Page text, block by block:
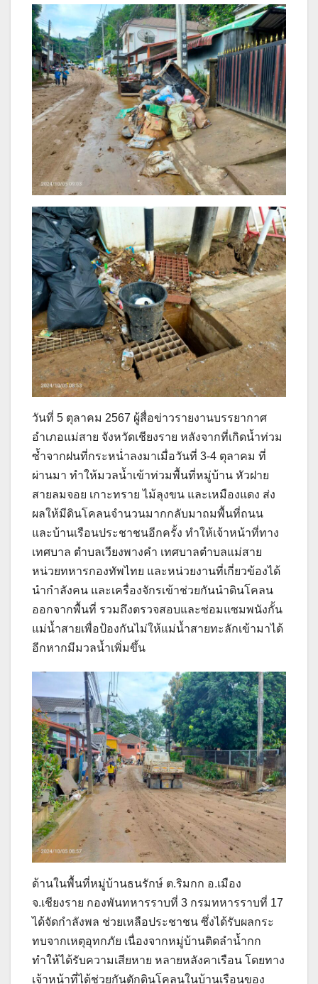
วันที่ 5 ตุลาคม 2567 ผู้สื่อข่าวรายงานบรรยากาศ
อำเภอแม่สาย จังหวัดเชียงราย หลังจากที่เกิดน้ำท่วม
ซ้ำจากฝนที่กระหน่ำลงมาเมื่อวันที่ 3-4 ตุลาคม ที่
ผ่านมา ทำให้มวลน้ำเข้าท่วมพื้นที่หมู่บ้าน หัวฝาย
สายลมจอย เกาะทราย ไม้ลุงขน และเหมืองแดง ส่ง
ผลให้มีดินโคลนจำนวนมากกลับมาถมพื้นที่ถนน
และบ้านเรือนประชาชนอีกครั้ง ทำให้เจ้าหน้าที่ทาง
เทศบาล ตำบลเวียงพางคำ เทศบาลตำบลแม่สาย
หน่วยทหารกองทัพไทย และหน่วยงานที่เกี่ยวข้องได้
นำกำลังคน และเครื่องจักรเข้าช่วยกันนำดินโคลน
ออกจากพื้นที่ รวมถึงตรวจสอบและซ่อมแซมพนังกั้น
แม่น้ำสายเพื่อป้องกันไม่ให้แม่น้ำสายทะลักเข้ามาได้
อีกหากมีมวลน้ำเพิ่มขึ้น
ด้านในพื้นที่หมู่บ้านธนรักษ์ ต.ริมกก อ.เมือง
จ.เชียงราย กองพันทหารราบที่ 3 กรมทหารราบที่ 17
ได้จัดกำลังพล ช่วยเหลือประชาชน ซึ่งได้รับผลกระ
ทบจากเหตุอุทกภัย เนื่องจากหมู่บ้านติดลำน้ำกก
ทำให้ได้รับความเสียหาย หลายหลังคาเรือน โดยทาง
เจ้าหน้าที่ได้ช่วยกันตักดินโคลนในบ้านเรือนของ